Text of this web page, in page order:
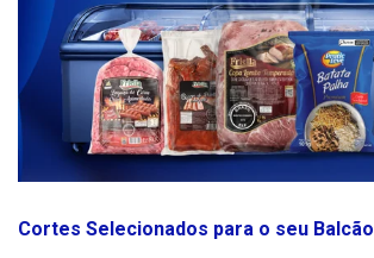
Cortes Selecionados para o seu Balcão